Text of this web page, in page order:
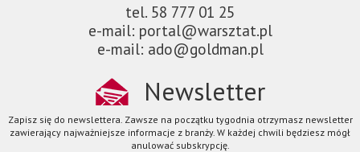
tel. 58 777 01 25
e-mail: portal@warsztat.pl
e-mail: ado@goldman.pl
Newsletter
Zapisz się do newslettera. Zawsze na początku tygodnia otrzymasz newsletter
zawierający najważniejsze informacje z branży. W każdej chwili będziesz mógł
anulować subskrypcję.